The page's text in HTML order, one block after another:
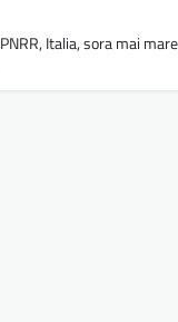
Italia, sora mai